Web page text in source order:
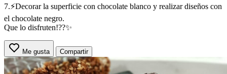
7.⚡Decorar la superficie con chocolate blanco y realizar diseños con
el chocolate negro.
Que lo disfruten!??✨
Me gusta Compartir